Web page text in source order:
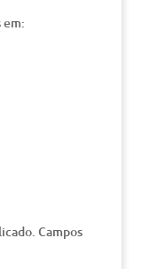
Campos